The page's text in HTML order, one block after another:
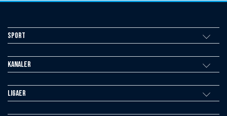
Sport
Kanaler
Ligaer